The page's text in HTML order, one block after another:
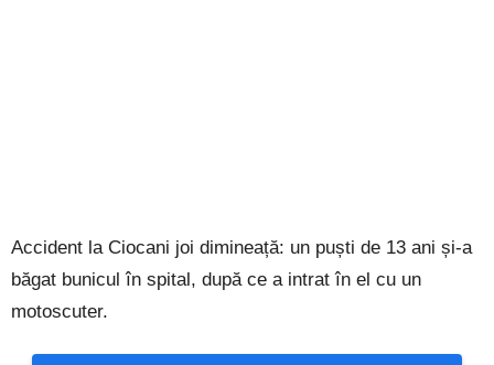
Accident la Ciocani joi dimineață: un puști de 13 ani și-a
băgat bunicul în spital, după ce a intrat în el cu un
motoscuter.